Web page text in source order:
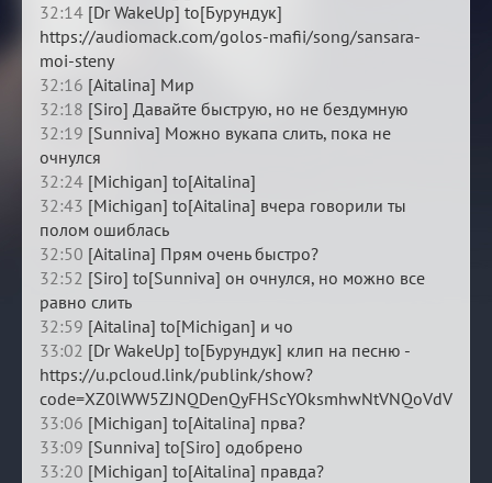
32:14 [Dr WakeUp] to[Бурундук]
https://audiomack.com/golos-mafii/song/sansara-
moi-steny
32:16 [Aitalina] Мир
32:18 [Siro] Давайте быструю, но не бездумную
32:19 [Sunniva] Можно вукапа слить, пока не
очнулся
32:24 [Michigan] to[Aitalina]
32:43 [Michigan] to[Aitalina] вчера говорили ты
полом ошиблась
32:50 [Aitalina] Прям очень быстро?
32:52 [Siro] to[Sunniva] он очнулся, но можно все
равно слить
32:59 [Aitalina] to[Michigan] и чо
33:02 [Dr WakeUp] to[Бурундук] клип на песню -
https://u.pcloud.link/publink/show?
code=XZ0lWW5ZJNQDenQyFHScYOksmhwNtVNQoVdV
33:06 [Michigan] to[Aitalina] прва?
33:09 [Sunniva] to[Siro] одобрено
33:20 [Michigan] to[Aitalina] правда?